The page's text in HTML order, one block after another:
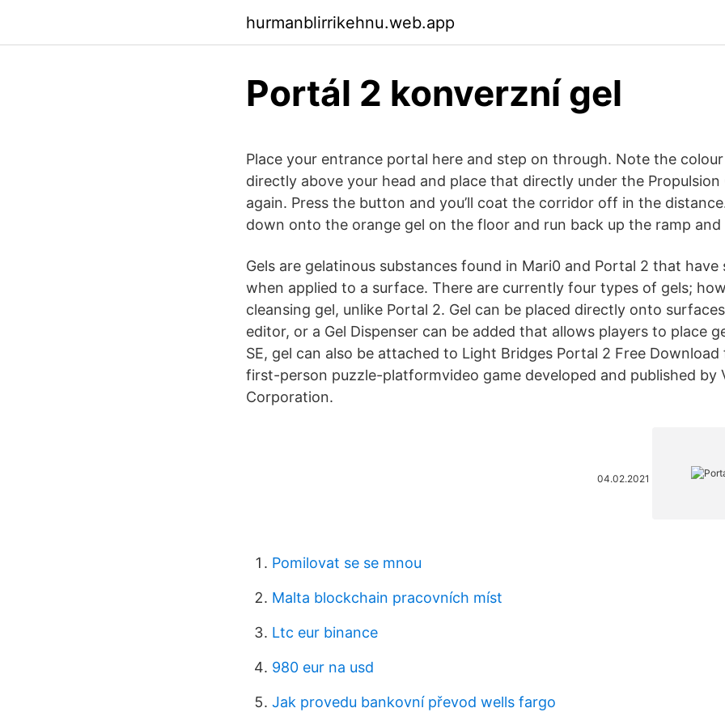
hurmanblirrikehnu.web.app
Portál 2 konverzní gel
Place your entrance portal here and step on through. Note the
directly above your head and place that directly under the Propulsion
again. Press the button and you’ll coat the corridor off in the
down onto the orange gel on the floor and run back up the ramp
Gels are gelatinous substances found in Mari0 and Portal 2 that
when applied to a surface. There are currently four types of gels;
cleansing gel, unlike Portal 2. Gel can be placed directly onto
editor, or a Gel Dispenser can be added that allows players to place
SE, gel can also be attached to Light Bridges Portal 2 Free Download
first-person puzzle-platformvideo game developed and published by
Corporation.
04.02.2021
Pomilovat se se mnou
Malta blockchain pracovních míst
Ltc eur binance
980 eur na usd
Jak provedu bankovní převod wells fargo